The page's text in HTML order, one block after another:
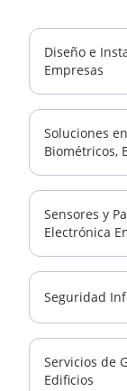
Diseño e
Empresas
Soluciones
Biométricos,
Sensores y
Electrónica
Seguridad
Servicios de
Edificios